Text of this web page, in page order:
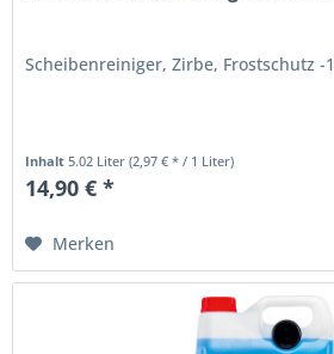
Scheibenreiniger, Zirbe, Frostschutz -
Inhalt5.02 Liter(2,97 € * / 1 Liter)
14,90 € *
Merken